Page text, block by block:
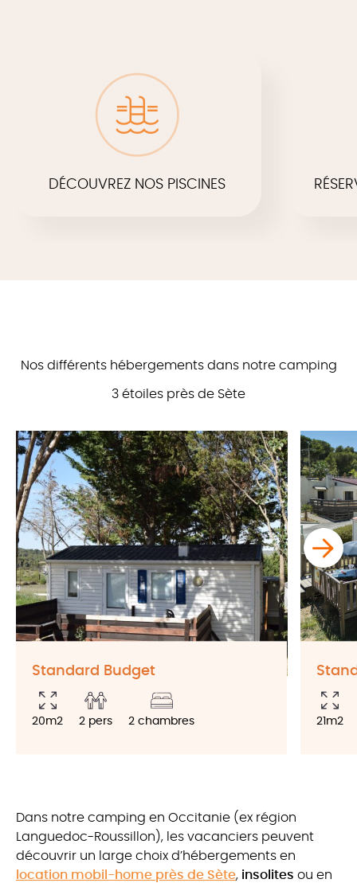
DÉCOUVREZ NOS PISCINES
Nos différents hébergements dans notre camping
3 étoiles près de Sète
Standard Budget
20m2 2 pers 2 chambres 21m2
Dans notre camping en Occitanie (ex région
Languedoc-Roussillon), les vacanciers peuvent
découvrir un large choix d’hébergements en
location mobil-home près de Sète, insolites ou en